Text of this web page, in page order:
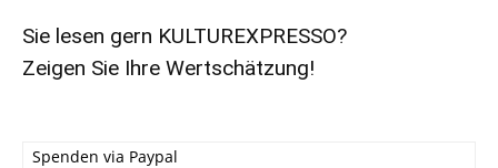
Sie lesen gern KULTUREXPRESSO?
Zeigen Sie Ihre Wertschätzung!
Spenden via Paypal